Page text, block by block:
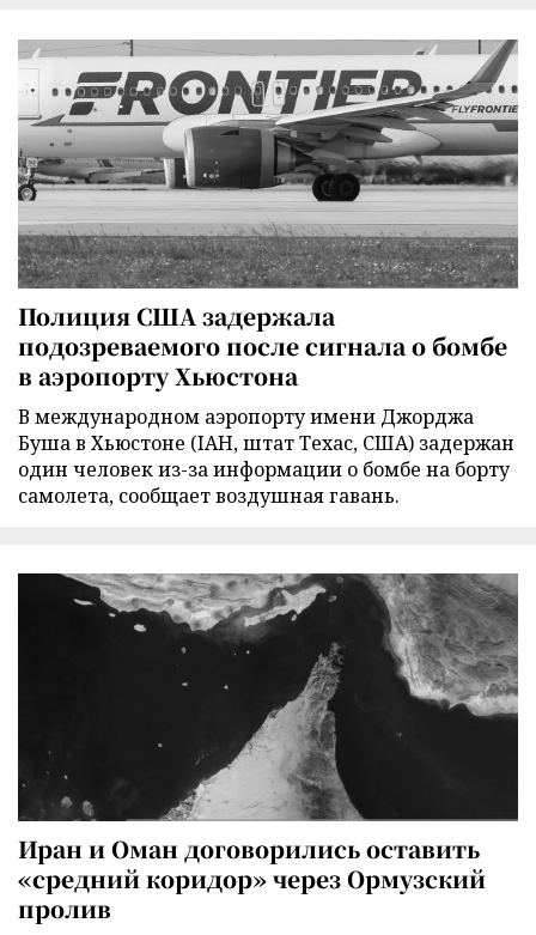
Полиция США задержала
подозреваемого после сигнала о бомбе
в аэропорту Хьюстона
В международном аэропорту имени Джорджа
Буша в Хьюстоне (IAH, штат Техас, США) задержан
один человек из-за информации о бомбе на борту
самолета, сообщает воздушная гавань.
Иран и Оман договорились оставить
«средний коридор» через Ормузский
пролив